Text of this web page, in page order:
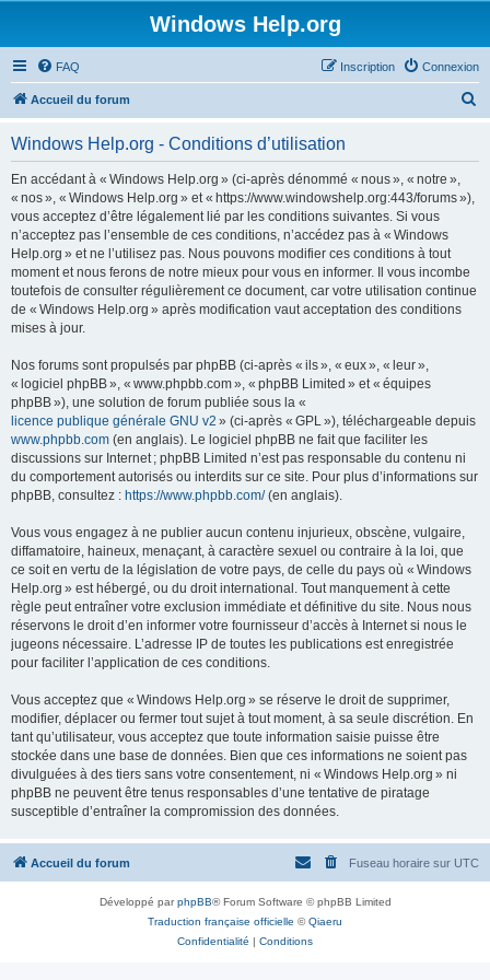
Windows Help.org
FAQ Connexion
Inscription
Accueil du forum
Windows Help.org - Conditions d’utilisation
En accédant à « Windows Help.org » (ci-après dénommé « nous », « notre »,
« nos », « Windows Help.org » et « https://www.windowshelp.org:443/forums »),
vous acceptez d’être légalement lié par les conditions suivantes. Si vous
n’acceptez pas l’ensemble de ces conditions, n’accédez pas à « Windows
Help.org » et ne l’utilisez pas. Nous pouvons modifier ces conditions à tout
moment et nous ferons de notre mieux pour vous en informer. Il vous incombe
toutefois de consulter régulièrement ce document, car votre utilisation continue
de « Windows Help.org » après modification vaut acceptation des conditions
mises à jour.
Nos forums sont propulsés par phpBB (ci-après « ils », « eux », « leur »,
« logiciel phpBB », « www.phpbb.com », « phpBB Limited » et « équipes
phpBB »), une solution de forum publiée sous la «
licence publique générale GNU v2 » (ci-après « GPL »), téléchargeable depuis
www.phpbb.com (en anglais). Le logiciel phpBB ne fait que faciliter les
discussions sur Internet ; phpBB Limited n’est pas responsable du contenu ni
du comportement autorisés ou interdits sur ce site. Pour plus d’informations sur
phpBB, consultez : https://www.phpbb.com/(en anglais).
Vous vous engagez à ne publier aucun contenu injurieux, obscène, vulgaire,
diffamatoire, haineux, menaçant, à caractère sexuel ou contraire à la loi, que
ce soit en vertu de la législation de votre pays, de celle du pays où « Windows
Help.org » est hébergé, ou du droit international. Tout manquement à cette
règle peut entraîner votre exclusion immédiate et définitive du site. Nous nous
réservons le droit d’en informer votre fournisseur d’accès à Internet si nous le
jugeons nécessaire. L’adresse IP de toutes les publications est enregistrée
pour faciliter l’application de ces conditions.
Vous acceptez que « Windows Help.org » se réserve le droit de supprimer,
modifier, déplacer ou fermer tout sujet à tout moment, à sa seule discrétion. En
tant qu’utilisateur, vous acceptez que toute information saisie puisse être
stockée dans une base de données. Bien que ces informations ne soient pas
divulguées à des tiers sans votre consentement, ni « Windows Help.org » ni
phpBB ne peuvent être tenus responsables d’une tentative de piratage
susceptible d’entraîner la compromission des données.
Accueil du forum Fuseau horaire sur UTC
Développé parphpBB® Forum Software © phpBB Limited
Traduction française officielle ©Qiaeru
Confidentialité | Conditions